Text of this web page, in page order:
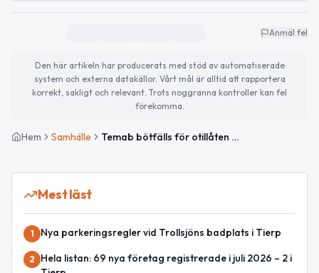
Anmäl fel
Den här artikeln har producerats med stöd av automatiserade
system och externa datakällor. Vårt mål är alltid att rapportera
korrekt, sakligt och relevant. Trots noggranna kontroller kan fel
förekomma.
Hem Samhälle Temab bötfälls för otillåten dumpning av asbest och impregnerat trä
Mest läst
1 Nya parkeringsregler vid Trollsjöns badplats i Tierp
2
Hela listan: 69 nya företag registrerade i juli 2026 – 2 i